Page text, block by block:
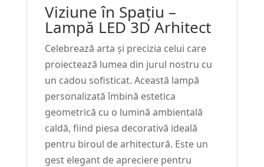
Viziune în Spațiu –
Lampă LED 3D Arhitect
Celebrează arta și precizia celui care
proiectează lumea din jurul nostru cu
un cadou sofisticat. Această lampă
personalizată îmbină estetica
geometrică cu o lumină ambientală
caldă, fiind piesa decorativă ideală
pentru biroul de arhitectură. Este un
gest elegant de apreciere pentru